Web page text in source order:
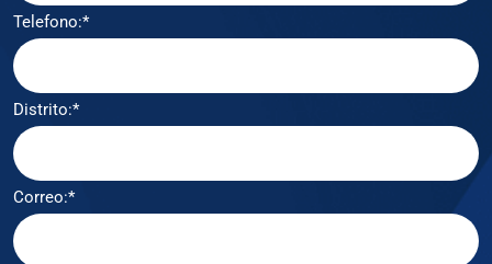
Telefono:*
Distrito:*
Correo:*